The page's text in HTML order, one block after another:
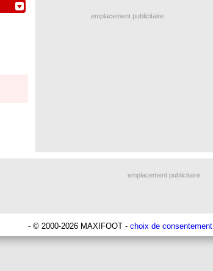
emplacement publicitaire
emplacement publicitaire
- © 2000-2026 MAXIFOOT - choix de consentement